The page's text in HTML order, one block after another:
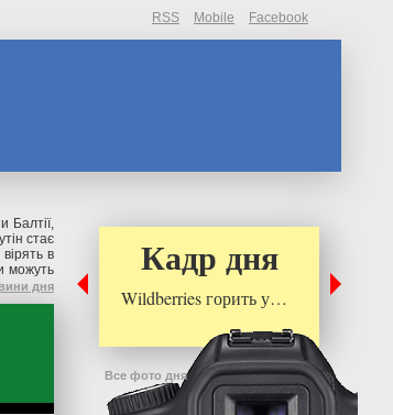
RSS Mobile Facebook
Балтії,
стає
вірять в
можуть
дня
Кадр дня
Wildberries горить у…
Все фото дня